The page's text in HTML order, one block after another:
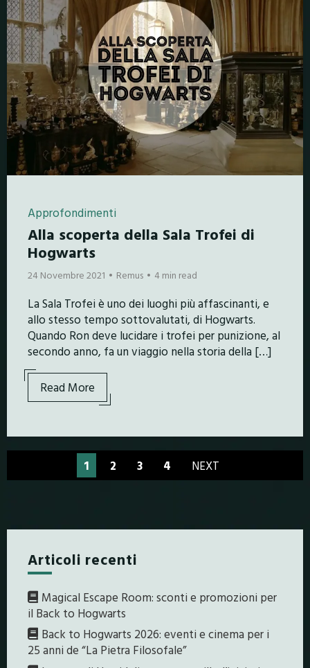
Approfondimenti
Alla scoperta della Sala Trofei di
Hogwarts
24 Novembre 2021 Remus 4 min read
La Sala Trofei è uno dei luoghi più affascinanti, e
allo stesso tempo sottovalutati, di Hogwarts.
Quando Ron deve lucidare i trofei per punizione, al
secondo anno, fa un viaggio nella storia della […]
Read More
1 2 3 4 NEXT
Articoli recenti
Magical Escape Room: sconti e promozioni per
il Back to Hogwarts
Back to Hogwarts 2026: eventi e cinema per i
25 anni de “La Pietra Filosofale”